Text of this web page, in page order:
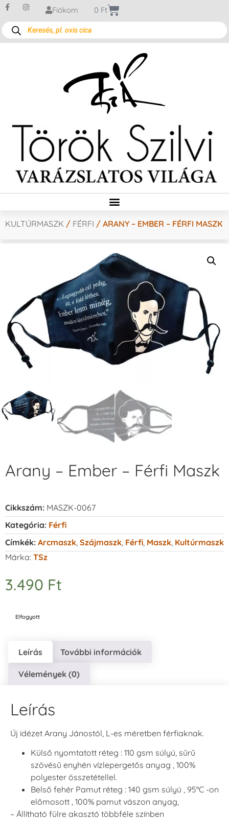
Fiókom 0 Ft
KULTÚRMASZK / FÉRFI / ARANY – EMBER – FÉRFI MASZK
Arany – Ember – Férfi Maszk
Cikkszám: MASZK-0067
Kategória: Férfi
Címkék: Arcmaszk, Szájmaszk, Férfi, Maszk, Kultúrmaszk
Márka: TSz
3.490 Ft
Elfogyott
Leírás További információk
Vélemények (0)
Leírás
Új idézet Arany Jánostól, L-es méretben férfiaknak.
Külső nyomtatott réteg : 110 gsm súlyú, sűrű
szövésű enyhén vízlepergetős anyag , 100%
polyester összetétellel.
Belső fehér Pamut réteg : 140 gsm súlyú , 95°C -on
előmosott , 100% pamut vászon anyag,
– Állítható fülre akasztó többféle színben